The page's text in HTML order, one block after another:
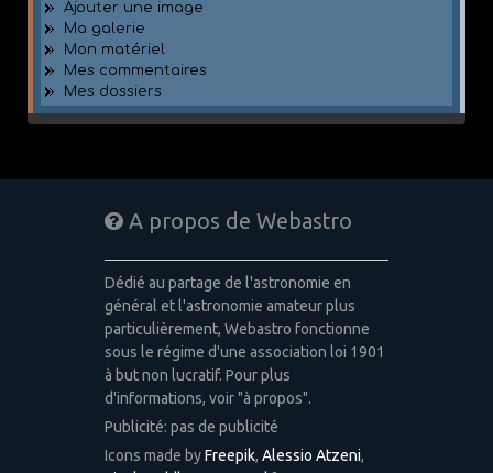
Ajouter une image
Ma galerie
Mon matériel
Mes commentaires
Mes dossiers
A propos de Webastro
Dédié au partage de l'astronomie en
général et l'astronomie amateur plus
particulièrement, Webastro fonctionne
sous le régime d'une association loi 1901
à but non lucratif. Pour plus
d'informations, voir "à propos".
Publicité: pas de publicité
Icons made byFreepik, Alessio Atzeni,